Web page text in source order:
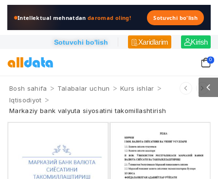
Intellektual mehnatdandaromad oling! Sotuvchi bo'lish
Sotuvchi bo'lish Xaridlarim Kirish
0
Bosh sahifa > Talabalar uchun > Kurs ishlar >
Iqtisodiyot >
Markaziy bank valyuta siyosatini takomillashtirish